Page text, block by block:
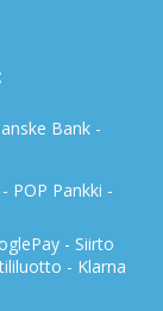
Bank -
POP Pankki -
- Siirto
- Klarna